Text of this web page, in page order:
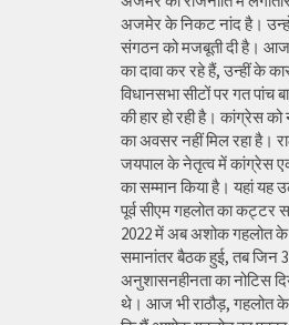
अजमेर के निकट नांद है।
संगठन को मजबूती दी है।
का दावा कर रहे हैं, उन्हीं के
विधानसभा सीटों पर गत पांच
की हार हो रही है। कांग्रेस
का अवसर नहीं मिल रहा है।
जयपाल के नेतृत्व में कांग्रेस
का सम्मान किया है। यहां यह
पूर्व सीएम गहलोत का कट्टर
2022 में अब अशोक गहलोत के
समानांतर बैठक हुई, तब जिन
अनुशासनहीनता का नोटिस
थे। आज भी राठौड़, गहलोत